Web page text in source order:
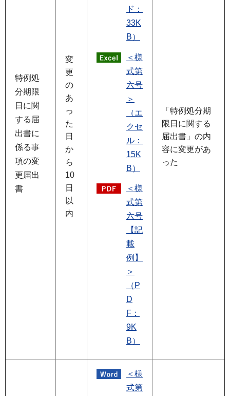
特例処
分期限
日に関
する届
出書に
係る事
項の変
更届出
書
変
更
の
あ
っ
た
日
か
ら
10
日
以
内
ド：
33K
B）
＜様
式第
六号
＞
（エ
クセ
ル：
15K
B）
＜様
式第
六号
【記
載
例】
＞
（P
D
F：
9K
B）
「特例処分期
限日に関する
届出書」の内
容に変更があ
った
＜様
式第